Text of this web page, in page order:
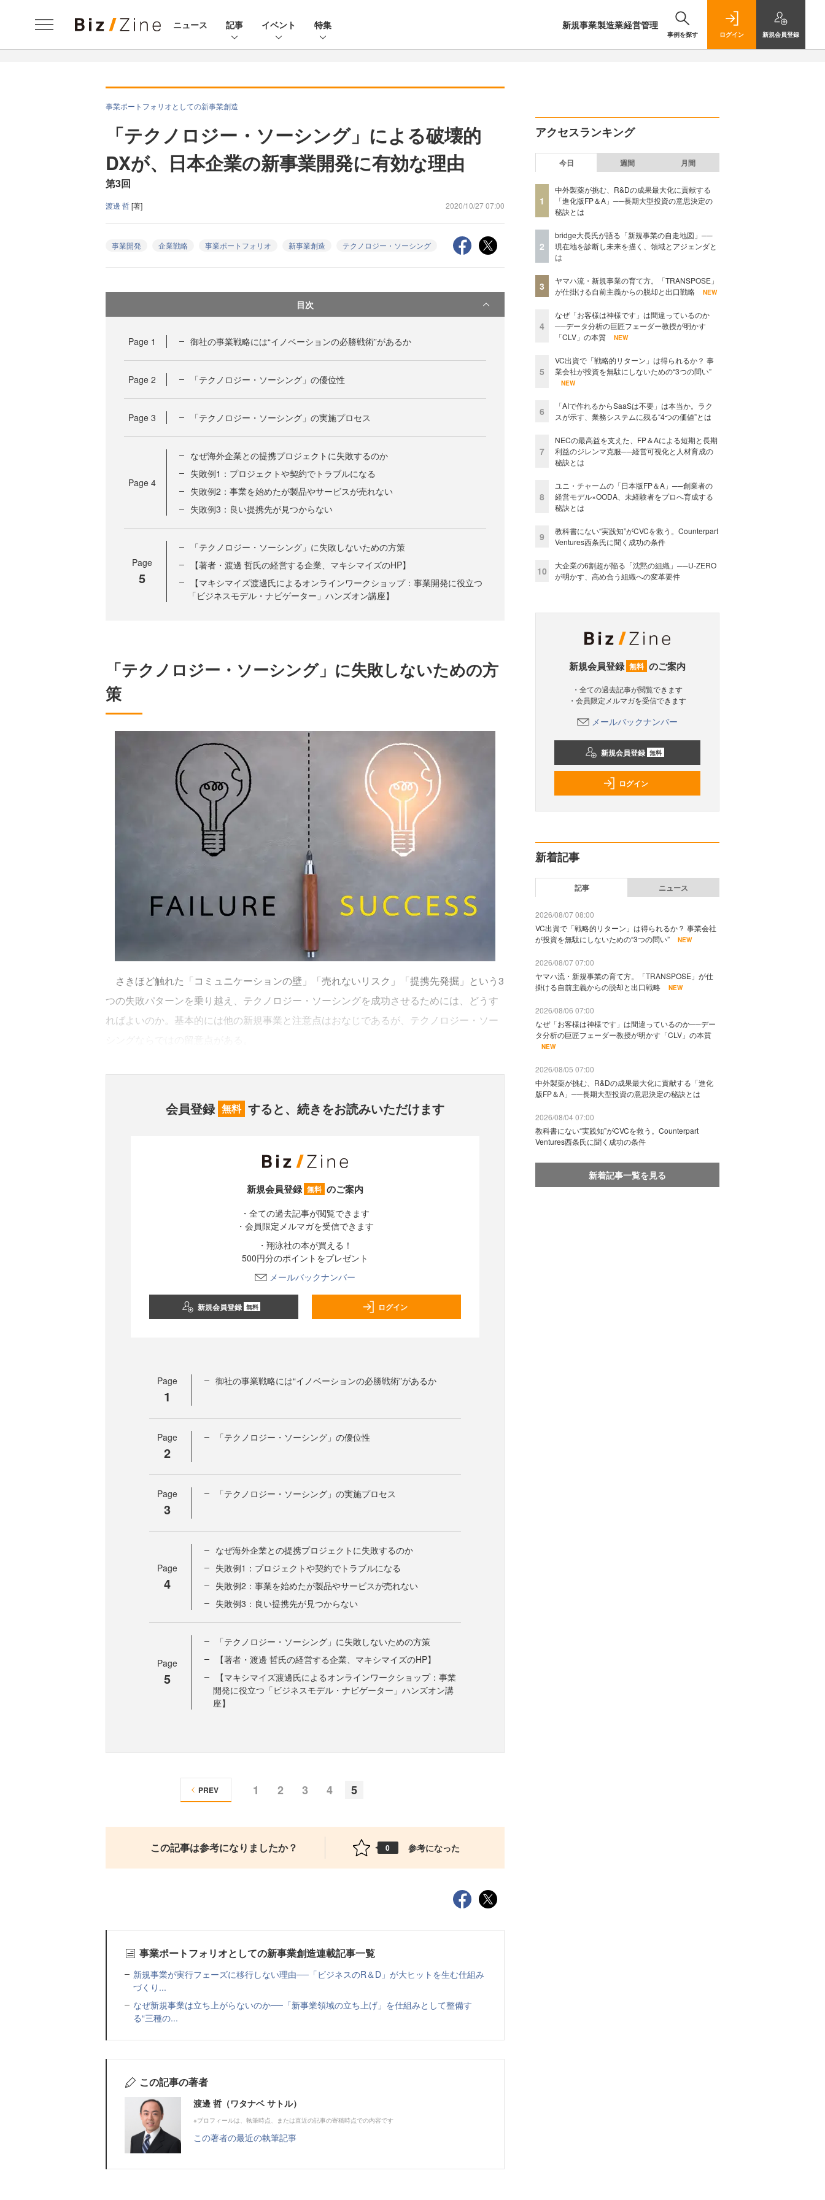
ニュース 記事 イベント 特集 新規事業製造業経営管理
事例を探す ログイン 新規会員登録
事業ポートフォリオとしての新事業創造
「テクノロジー・ソーシング」による破壊的
DXが、日本企業の新事業開発に有効な理由
第3回
渡邊 哲[著] 2020/10/27 07:00
事業開発 企業戦略 事業ポートフォリオ 新事業創造 テクノロジー・ソーシング
目次
Page 1 御社の事業戦略には“イノベーションの必勝戦術”があるか
Page 2 「テクノロジー・ソーシング」の優位性
Page 3 「テクノロジー・ソーシング」の実施プロセス
Page 4
なぜ海外企業との提携プロジェクトに失敗するのか
失敗例1：プロジェクトや契約でトラブルになる
失敗例2：事業を始めたが製品やサービスが売れない
失敗例3：良い提携先が見つからない
Page
5
「テクノロジー・ソーシング」に失敗しないための方策
【著者・渡邊 哲氏の経営する企業、マキシマイズのHP】
【マキシマイズ渡邊氏によるオンラインワークショップ：事業開発に役立つ
「ビジネスモデル・ナビゲーター」ハンズオン講座】
「テクノロジー・ソーシング」に失敗しないための方
策
さきほど触れた「コミュニケーションの壁」「売れないリスク」「提携先発掘」という3
つの失敗パターンを乗り越え、テクノロジー・ソーシングを成功させるためには、どうす
ればよいのか。基本的には他の新規事業と注意点はおなじであるが、テクノロジー・ソー
会員登録 無料 すると、続きをお読みいただけます
新規会員登録 無料 のご案内
・全ての過去記事が閲覧できます
・会員限定メルマガを受信できます
・翔泳社の本が買える！
500円分のポイントをプレゼント
メールバックナンバー
新規会員登録 無料 ログイン
Page
1
御社の事業戦略には“イノベーションの必勝戦術”があるか
Page
2
「テクノロジー・ソーシング」の優位性
Page
3
「テクノロジー・ソーシング」の実施プロセス
Page
4
なぜ海外企業との提携プロジェクトに失敗するのか
失敗例1：プロジェクトや契約でトラブルになる
失敗例2：事業を始めたが製品やサービスが売れない
失敗例3：良い提携先が見つからない
Page
5
「テクノロジー・ソーシング」に失敗しないための方策
【著者・渡邊 哲氏の経営する企業、マキシマイズのHP】
【マキシマイズ渡邊氏によるオンラインワークショップ：事業
開発に役立つ「ビジネスモデル・ナビゲーター」ハンズオン講
座】
1 2 3 4 5
PREV
この記事は参考になりましたか？ 0 参考になった
事業ポートフォリオとしての新事業創造連載記事一覧
新規事業が実行フェーズに移行しない理由──「ビジネスのR＆D」が大ヒットを生む仕組み
づくり...
なぜ新規事業は立ち上がらないのか──「新事業領域の立ち上げ」を仕組みとして整備す
る“三種の...
この記事の著者
渡邊 哲（ワタナベ サトル）
※プロフィールは、執筆時点、または直近の記事の寄稿時点での内容です
この著者の最近の執筆記事
アクセスランキング
今日 週間 月間
1
中外製薬が挑む、R&Dの成果最大化に貢献する
「進化版FP＆A」──長期大型投資の意思決定の
秘訣とは
2
bridge大長氏が語る「新規事業の自走地図」──
現在地を診断し未来を描く、領域とアジェンダと
は
3
ヤマハ流・新規事業の育て方。「TRANSPOSE」
が仕掛ける自前主義からの脱却と出口戦略
NEW
4
なぜ「お客様は神様です」は間違っているのか
──データ分析の巨匠フェーダー教授が明かす
「CLV」の本質
NEW
5
VC出資で「戦略的リターン」は得られるか？ 事
業会社が投資を無駄にしないための“3つの問い”
NEW
6
「AIで作れるからSaaSは不要」は本当か。ラク
スが示す、業務システムに残る“4つの価値”とは
7
NECの最高益を支えた、FP＆Aによる短期と長期
利益のジレンマ克服──経営可視化と人材育成の
秘訣とは
8
ユニ・チャームの「日本版FP＆A」──創業者の
経営モデル×OODA、未経験者をプロへ育成する
秘訣とは
9
教科書にない“実践知”がCVCを救う。Counterpart
Ventures西条氏に聞く成功の条件
10
大企業の6割超が陥る「沈黙の組織」──U-ZERO
が明かす、高め合う組織への変革要件
新規会員登録 無料 のご案内
・全ての過去記事が閲覧できます
・会員限定メルマガを受信できます
メールバックナンバー
新規会員登録 無料
ログイン
新着記事
記事 ニュース
2026/08/07 08:00
VC出資で「戦略的リターン」は得られるか？ 事業会社
が投資を無駄にしないための“3つの問い”
NEW
2026/08/07 07:00
ヤマハ流・新規事業の育て方。「TRANSPOSE」が仕
掛ける自前主義からの脱却と出口戦略
NEW
2026/08/06 07:00
なぜ「お客様は神様です」は間違っているのか──デー
タ分析の巨匠フェーダー教授が明かす「CLV」の本質
NEW
2026/08/05 07:00
中外製薬が挑む、R&Dの成果最大化に貢献する「進化
版FP＆A」──長期大型投資の意思決定の秘訣とは
2026/08/04 07:00
教科書にない“実践知”がCVCを救う。Counterpart
Ventures西条氏に聞く成功の条件
新着記事一覧を見る